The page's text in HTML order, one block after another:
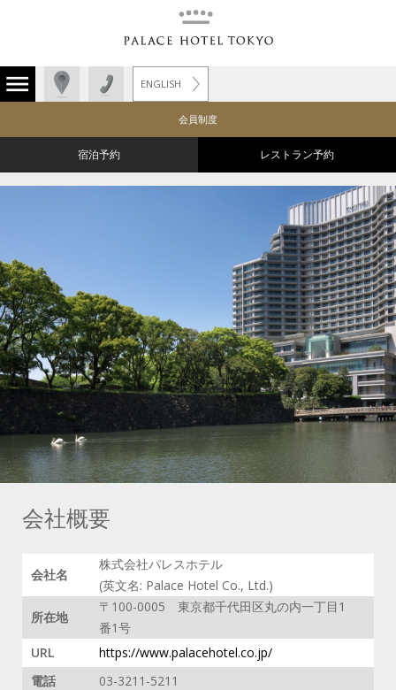
ENGLISH
会員制度
宿泊予約 レストラン予約
会社概要
会社名
株式会社パレスホテル
(英文名: Palace Hotel Co., Ltd.)
所在地
〒100-0005 東京都千代田区丸の内一丁目1
番1号
URL
https://www.palacehotel.co.jp/
電話
03-3211-5211